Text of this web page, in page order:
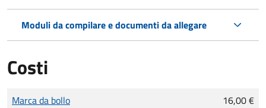
Moduli da compilare e documenti da allegare
Costi
Tipo di pagamento
Importo
Marca da bollo 16,00 €